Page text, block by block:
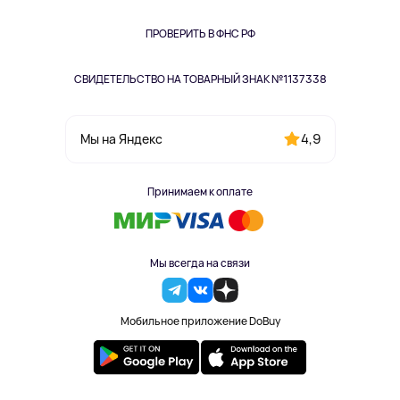
ПРОВЕРИТЬ В ФНС РФ
СВИДЕТЕЛЬСТВО НА ТОВАРНЫЙ ЗНАК №1137338
Мы на Яндекс 4,9
Принимаем к оплате
Мы всегда на связи
Мобильное приложение DoBuy
Одежда и аксессуары